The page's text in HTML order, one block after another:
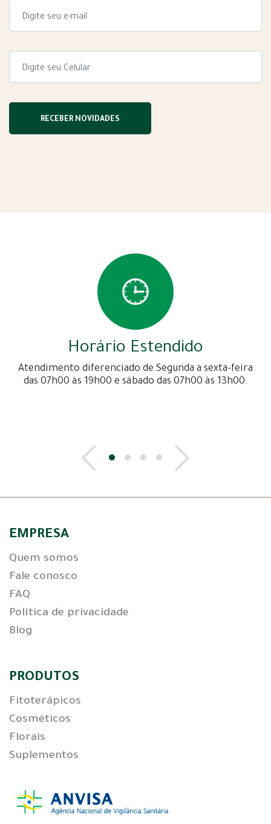
Horário Estendido
Atendimento diferenciado de Segunda a sexta-feira
das 07h00 às 19h00 e sábado das 07h00 às 13h00.
EMPRESA
Quem somos
Fale conosco
FAQ
Política de privacidade
Blog
PRODUTOS
Fitoterápicos
Cosméticos
Florais
Suplementos